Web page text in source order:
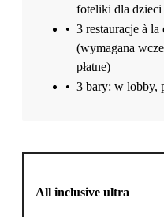
foteliki dla dzieci
• 3 restauracje à la
(wymagana
płatne)
• 3 bary: w lobby,
All inclusive ultra